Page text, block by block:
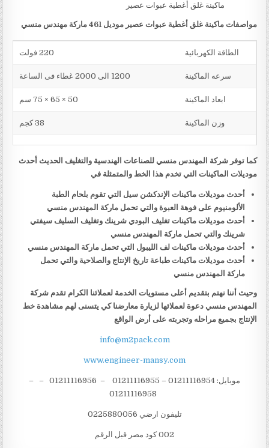
ماكينة غلق أغطية عبوات عصير
مواصفات ماكينة غلق أغطية عبوات عصير موديل 461 ماركة مهندس منسي
الطاقة الكهربائية 220 فولت
سرعه الماكينة 1200 الى 2000 غطاء فى الساعة
ابعاد الماكينة 50 × 65 × 75 سم
وزن الماكينة 38 كجم
كما توفر شركة المهندس منسي للصناعات الهندسية والتغليف الحديث أحدث
موديلات الماكينات التي تخدم هذا الخط والمتمثلة في
أحدث موديلات ماكينات الإندكشن سيل التي تقوم بلحام الطبة
الألومنيوم على فوهة العبوة والتي تحمل ماركة المهندس منسي
أحدث موديلات ماكينات تغليف البودي شرينك وتغليف السليف سيفتي
شرينك والتي تحمل ماركة المهندس منسي
أحدث موديلات ماكينات لف الليبول التي تحمل ماركة المهندس منسي
أحدث موديلات ماكينات طباعة تاريخ الإنتاج والصلاحية والتي تحمل
ماركة المهندس منسي
وحيث أننا نهتم بتقديم أعلى مستويات الخدمة لعملائنا الكرام تقدم شركة
المهندس منسي دعوة لعملائها لزيارة معارضنا كي يتسنى لهم مشاهدة خط
الإنتاج بجميع مراحله وتجربته على أرض الواقع
info@m2pack.com
www.engineer-mansy.com
موبايل: 01211116954 – 01211116955 – 01211116956 – –
تليفون ارضي 0225880056
002 كود مصر قبل الرقم